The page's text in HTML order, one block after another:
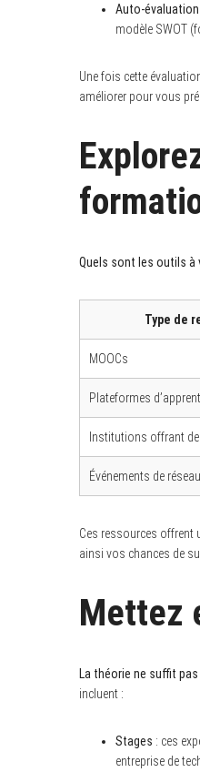
Auto-évaluation
modèle SWOT
Une fois cette
améliorer pour vous
Quels sont les outils à
Type de
MOOCs
Plateformes
Institutions offrant
Événements de
Ces ressources offrent
ainsi vos chances de
Mettez
La théorie ne suffit
incluent :
Stages : ces
entreprise de
S
c
h
o